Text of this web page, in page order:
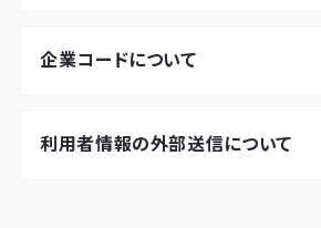
企業コードについて
利用者情報の外部送信について